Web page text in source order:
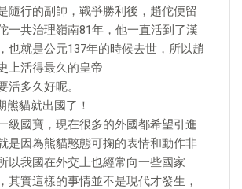
隨行的副帥，戰爭勝利後，趙佗便留
一共治理嶺南81年，他一直活到了漢
也就是公元137年的時候去世，所以趙
上活得最久的皇帝
活多久好呢。
熊貓就出國了！
級國寶，現在很多的外國都希望引進
是因為熊貓憨態可掬的表情和動作非
以我國在外交上也經常向一些國家
其實這樣的事情並不是現代才發生，